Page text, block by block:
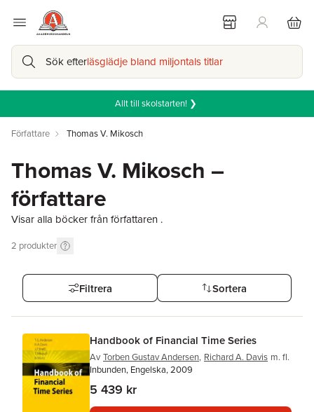
Sök efterläsglädje bland miljontals titlar
Allt till skolstarten! ❯
Författare Thomas V. Mikosch
Thomas V. Mikosch –
författare
Visar alla böcker från författaren .
2 produkter
Filtrera Sortera
Handbook of Financial Time Series
Av Torben Gustav Andersen, Richard A. Davis m. fl.
Inbunden, Engelska, 2009
5 439 kr